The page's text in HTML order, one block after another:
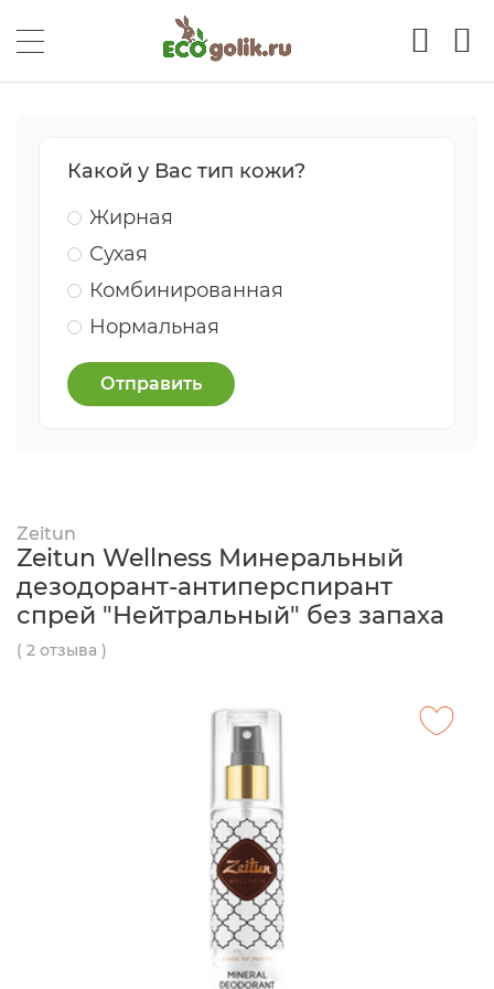
Какой у Вас тип кожи?
Жирная
Сухая
Комбинированная
Нормальная
Отправить
Zeitun
Zeitun Wellness Минеральный
дезодорант-антиперспирант
спрей "Нейтральный" без запаха
( 2 отзыва )